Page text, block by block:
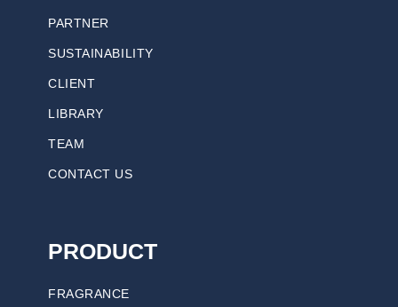
PARTNER
SUSTAINABILITY
CLIENT
LIBRARY
TEAM
CONTACT US
PRODUCT
FRAGRANCE